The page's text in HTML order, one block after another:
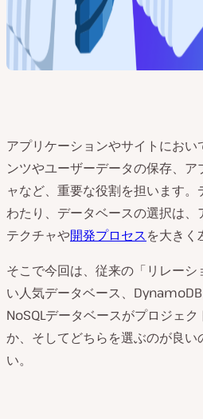
アプリケーションやサイトにおい
ンツやユーザーデータの保存、
ャなど、重要な役割を担います
わたり、データベースの選択は
テクチャや開発プロセスを大きく
そこで今回は、従来の「リレー
い人気データベース、DynamoDB
NoSQLデータベースがプロジェ
か、そしてどちらを選ぶのが良い
い。